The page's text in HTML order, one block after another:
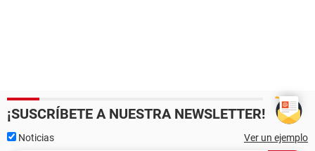
¡SUSCRÍBETE A NUESTRA NEWSLETTER!
Noticias Ver un ejemplo